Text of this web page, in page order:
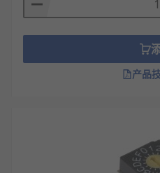
择通信波特率、数据位
机，用于配置设备ID、
电子玩具，如遥控汽车
汽车电子系统，如车载
过DIP开关配置语言类
产品